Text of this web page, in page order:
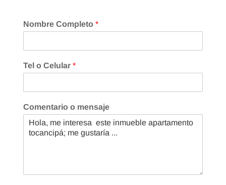
Nombre Completo *
Tel o Celular *
Comentario o mensaje